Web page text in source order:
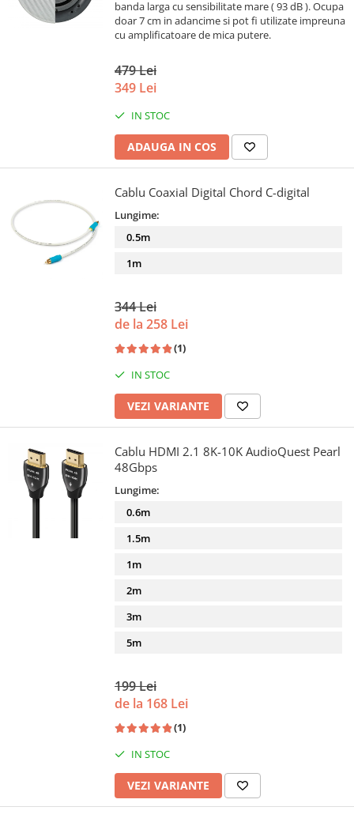
banda larga cu sensibilitate mare ( 93 dB ). Ocupa
doar 7 cm in adancime si pot fi utilizate impreuna
cu amplificatoare de mica putere.
479 Lei
349 Lei
IN STOC
ADAUGA IN COS
Cablu Coaxial Digital Chord C-digital
Lungime:
0.5m
1m
344 Lei
de la 258 Lei
(1)
IN STOC
VEZI VARIANTE
Cablu HDMI 2.1 8K-10K AudioQuest Pearl
48Gbps
Lungime:
0.6m
1.5m
1m
2m
3m
5m
199 Lei
de la 168 Lei
(1)
IN STOC
VEZI VARIANTE